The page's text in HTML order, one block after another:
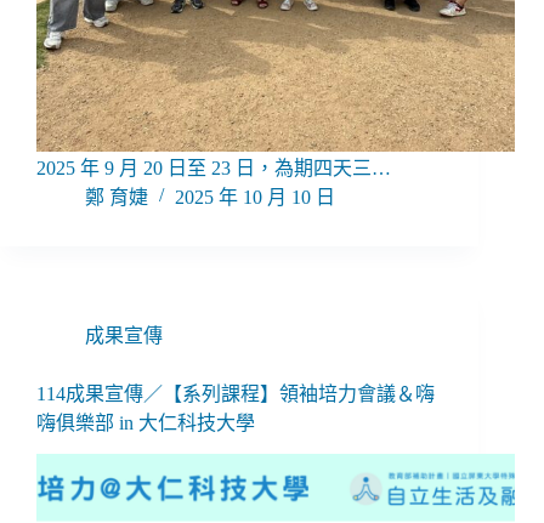
2025 年 9 月 20 日至 23 日，為期四天三…
鄭 育婕
2025 年 10 月 10 日
成果宣傳
114成果宣傳／【系列課程】領袖培力會議＆嗨
嗨俱樂部 in 大仁科技大學